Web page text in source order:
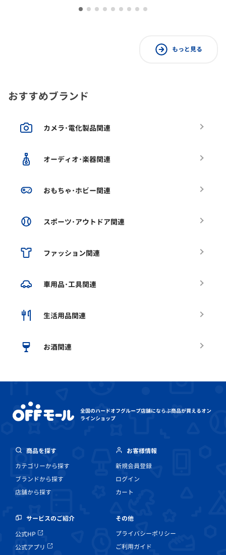
もっと見る
おすすめブランド
カメラ･電化製品関連
オーディオ･楽器関連
おもちゃ･ホビー関連
スポーツ･アウトドア関連
ファッション関連
車用品･工具関連
生活用品関連
お酒関連
全国のハードオフグループ店舗にならぶ商品が買えるオン
ラインショップ
商品を探す
カテゴリーから探す
ブランドから探す
店舗から探す
お客様情報
新規会員登録
ログイン
カート
サービスのご紹介
公式HP
公式アプリ
その他
プライバシーポリシー
ご利用ガイド